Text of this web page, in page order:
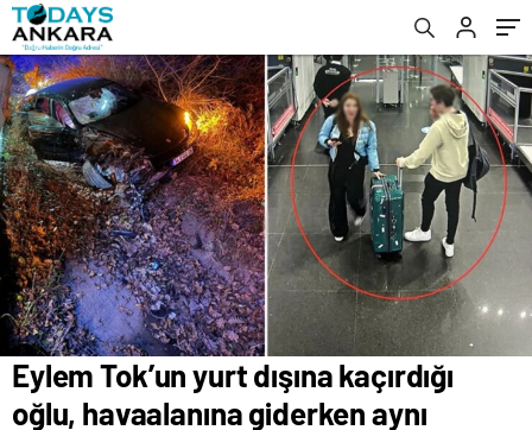
tekrarlayıp durmuş: Anne beni affet, araç
pert oldu
Eylem Tok’un yurt dışına kaçırdığı
oğlu, havaalanına giderken aynı